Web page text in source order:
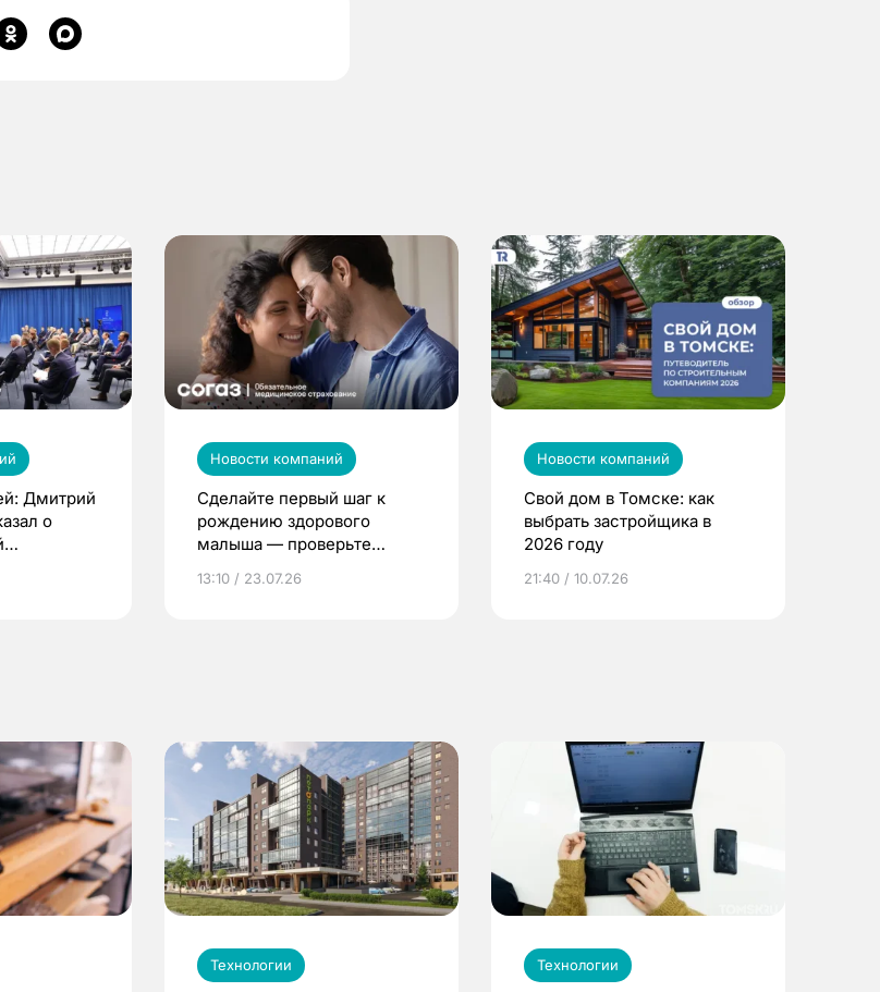
Дмитрий
о
Новости компаний
Сделайте первый шаг к
рождению здорового
малыша — проверьте
по ОМС!
13:10 / 23.07.26
Новости компаний
Свой дом в Томске: как
выбрать застройщика в
2026 году
21:40 / 10.07.26
Технологии Технологии